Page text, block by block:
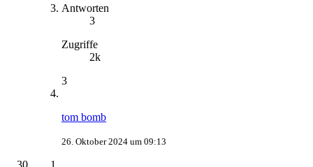
Antworten
3
Zugriffe
2k
3
tom bomb
26. Oktober 2024 um 09:13